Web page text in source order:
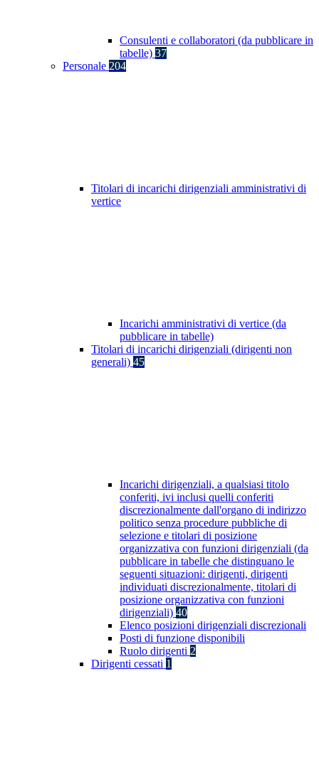
Consulenti e collaboratori (da pubblicare in
tabelle) 37
Personale 204
Titolari di incarichi dirigenziali amministrativi di
vertice
Incarichi amministrativi di vertice (da
pubblicare in tabelle)
Titolari di incarichi dirigenziali (dirigenti non
generali) 45
Incarichi dirigenziali, a qualsiasi titolo
conferiti, ivi inclusi quelli conferiti
discrezionalmente dall'organo di indirizzo
politico senza procedure pubbliche di
selezione e titolari di posizione
organizzativa con funzioni dirigenziali (da
pubblicare in tabelle che distinguano le
seguenti situazioni: dirigenti, dirigenti
individuati discrezionalmente, titolari di
posizione organizzativa con funzioni
dirigenziali) 40
Elenco posizioni dirigenziali discrezionali
Posti di funzione disponibili
Ruolo dirigenti 2
Dirigenti cessati 1